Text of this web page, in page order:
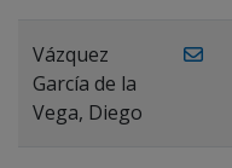
Vázquez
García de la
Vega, Diego